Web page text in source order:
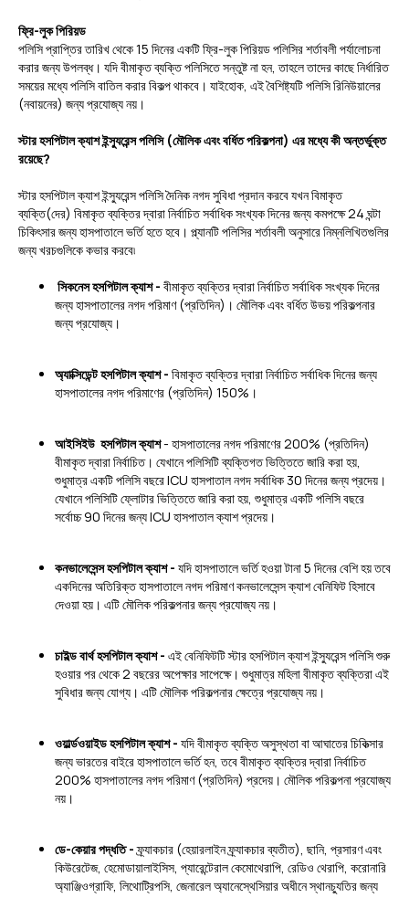
ফ্রি-লুক পিরিয়ড
পলিসি প্রাপ্তির তারিখ থেকে 15 দিনের একটি ফ্রি-লুক পিরিয়ড পলিসির শর্তাবলী পর্যালোচনা
করার জন্য উপলব্ধ। যদি বীমাকৃত ব্যক্তি পলিসিতে সন্তুষ্ট না হন, তাহলে তাদের কাছে নির্ধারিত
সময়ের মধ্যে পলিসি বাতিল করার বিকল্প থাকবে। যাইহোক, এই বৈশিষ্ট্যটি পলিসি রিনিউয়ালের
(নবায়নের) জন্য প্রযোজ্য নয়।
স্টার হসপিটাল ক্যাশ ইন্স্যুরেন্স পলিসি (মৌলিক এবং বর্ধিত পরিকল্পনা) এর মধ্যে কী অন্তর্ভুক্ত
রয়েছে?
স্টার হসপিটাল ক্যাশ ইন্স্যুরেন্স পলিসি দৈনিক নগদ সুবিধা প্রদান করবে যখন বিমাকৃত
ব্যক্তি(দের) বিমাকৃত ব্যক্তির দ্বারা নির্বাচিত সর্বাধিক সংখ্যক দিনের জন্য কমপক্ষে 24 ঘন্টা
চিকিৎসার জন্য হাসপাতালে ভর্তি হতে হবে। প্ল্যানটি পলিসির শর্তাবলী অনুসারে নিম্নলিখিতগুলির
জন্য খরচগুলিকে কভার করবে৷
সিকনেস হসপিটাল ক্যাশ - বীমাকৃত ব্যক্তির দ্বারা নির্বাচিত সর্বাধিক সংখ্যক দিনের
জন্য হাসপাতালের নগদ পরিমাণ (প্রতিদিন)। মৌলিক এবং বর্ধিত উভয় পরিকল্পনার
জন্য প্রযোজ্য।
অ্যাক্সিডেন্ট হসপিটাল ক্যাশ - বিমাকৃত ব্যক্তির দ্বারা নির্বাচিত সর্বাধিক দিনের জন্য
হাসপাতালের নগদ পরিমাণের (প্রতিদিন) 150%।
আইসিইউ হসপিটাল ক্যাশ- হাসপাতালের নগদ পরিমাণের 200% (প্রতিদিন)
বীমাকৃত দ্বারা নির্বাচিত। যেখানে পলিসিটি ব্যক্তিগত ভিত্তিতে জারি করা হয়,
শুধুমাত্র একটি পলিসি বছরে ICU হাসপাতাল নগদ সর্বাধিক 30 দিনের জন্য প্রদেয়।
যেখানে পলিসিটি ফ্লোটার ভিত্তিতে জারি করা হয়, শুধুমাত্র একটি পলিসি বছরে
সর্বোচ্চ 90 দিনের জন্য ICU হাসপাতাল ক্যাশ প্রদেয়।
কনভালেসেন্স হসপিটাল ক্যাশ - যদি হাসপাতালে ভর্তি হওয়া টানা 5 দিনের বেশি হয় তবে
একদিনের অতিরিক্ত হাসপাতালে নগদ পরিমাণ কনভালেসেন্স ক্যাশ বেনিফিট হিসাবে
দেওয়া হয়। এটি মৌলিক পরিকল্পনার জন্য প্রযোজ্য নয়।
চাইল্ড বার্থ হসপিটাল ক্যাশ - এই বেনিফিটটি স্টার হসপিটাল ক্যাশ ইন্স্যুরেন্স পলিসি শুরু
হওয়ার পর থেকে 2 বছরের অপেক্ষার সাপেক্ষে। শুধুমাত্র মহিলা বীমাকৃত ব্যক্তিরা এই
সুবিধার জন্য যোগ্য। এটি মৌলিক পরিকল্পনার ক্ষেত্রে প্রযোজ্য নয়।
ওয়ার্ল্ডওয়াইড হসপিটাল ক্যাশ - যদি বীমাকৃত ব্যক্তি অসুস্থতা বা আঘাতের চিকিত্সার
জন্য ভারতের বাইরে হাসপাতালে ভর্তি হন, তবে বীমাকৃত ব্যক্তির দ্বারা নির্বাচিত
200% হাসপাতালের নগদ পরিমাণ (প্রতিদিন) প্রদেয়। মৌলিক পরিকল্পনা প্রযোজ্য
নয়।
ডে-কেয়ার পদ্ধতি -ফ্র্যাকচার (হেয়ারলাইন ফ্র্যাকচার ব্যতীত), ছানি, প্রসারণ এবং
কিউরেটেজ, হেমোডায়ালাইসিস, প্যারেন্টেরাল কেমোথেরাপি, রেডিও থেরাপি, করোনারি
অ্যাঞ্জিওগ্রাফি, লিথোট্রিপসি, জেনারেল অ্যানেস্থেসিয়ার অধীনে স্থানচ্যুতির জন্য